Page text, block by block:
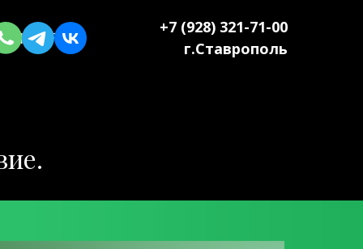
КАРТА
+7 (928) 321-71-00
г.Ставрополь